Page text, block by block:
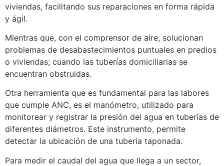
viviendas, facilitando sus reparaciones en forma rápida
y ágil.
Mientras que, con el comprensor de aire, solucionan
problemas de desabastecimientos puntuales en predios
o viviendas; cuando las tuberías domiciliarias se
encuentran obstruidas.
Otra herramienta que es fundamental para las labores
que cumple ANC, es el manómetro, utilizado para
monitorear y registrar la presión del agua en tuberías de
diferentes diámetros. Este instrumento, permite
detectar la ubicación de una tubería taponada.
Para medir el caudal del agua que llega a un sector,